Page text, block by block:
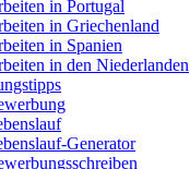
in Portugal
in Griechenland
in Spanien
in den Niederlanden
Generator